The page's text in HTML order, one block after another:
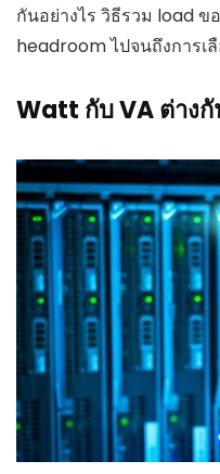
กันอย่างไร วิธีรวม load ข
headroom ไปจนถึงการเ
Watt กับ VA ต่างกั